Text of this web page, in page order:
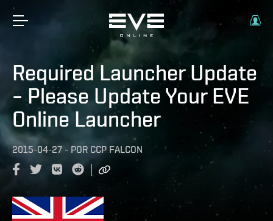
Required Launcher Update
– Please Update Your EVE
Online Launcher
2015-04-27 - POR CCP FALCON